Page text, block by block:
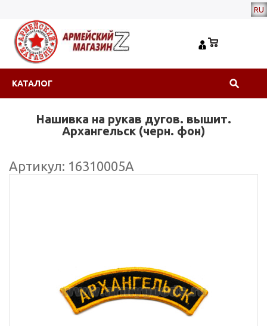
RU
КАТАЛОГ
Нашивка на рукав дугов. вышит.
Архангельск (черн. фон)
Артикул: 16310005А